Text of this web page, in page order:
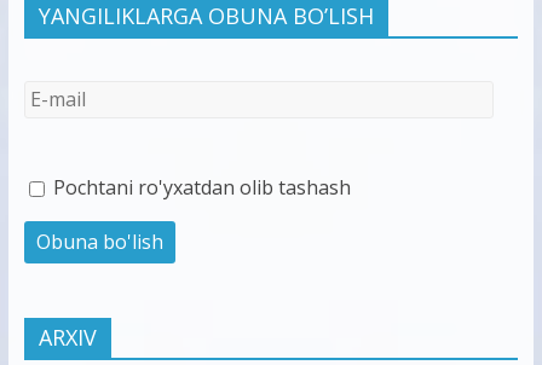
YANGILIKLARGA OBUNA BO’LISH
Pochtani ro'yxatdan olib tashash
ARXIV